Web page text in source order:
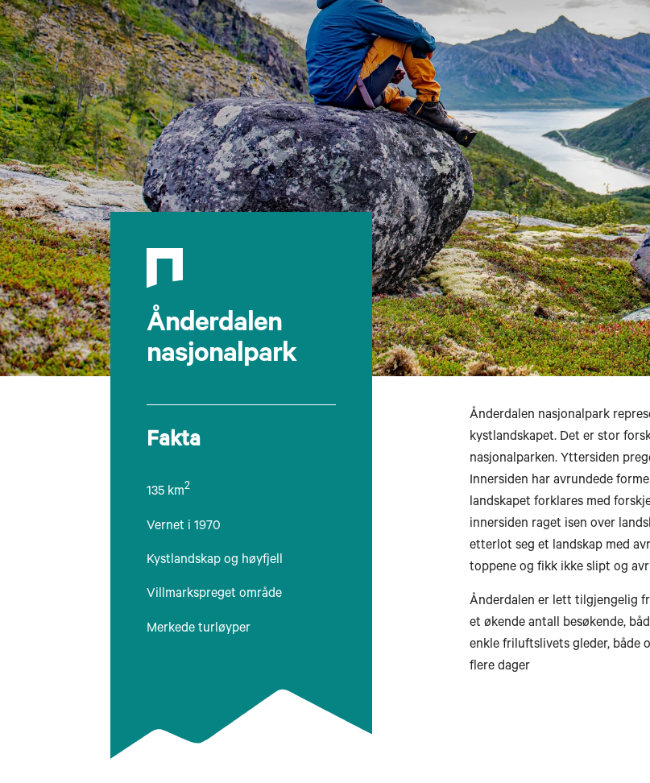
Ånderdalen
nasjonalpark
Fakta
135 km2
Vernet i 1970
Kystlandskap og høyfjell
Villmarkspreget område
Merkede turløyper
Ånderdalen nasjonalpark
kystlandskapet. Det er stor
nasjonalparken. Yttersiden
Innersiden har avrundede
landskapet forklares med
innersiden raget isen over
etterlot seg et landskap med
toppene og fikk ikke slipt og
Ånderdalen er lett tilgjengelig
et økende antall besøkende,
enkle friluftslivets gleder, både
flere dager